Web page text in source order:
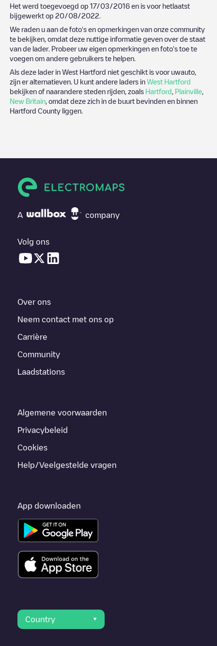
Het werd toegevoegd op 17/03/2016 en is voor hetlaatst
bijgewerkt op 20/08/2022
We raden u aan de foto's en opmerkingen van onze community
te bekijken, omdat deze nuttige informatie geven over de staat
van de lader. Probeer uw eigen opmerkingen en foto's toe te
voegen om andere gebruikers te helpen.
Als deze lader in West Hartford niet geschikt is voor uwauto,
zijn er alternatieven. U kunt andere laders in West Hartford
bekijken of naarandere steden rijden, zoals Hartford Plainville
New Britain , omdat deze zich in de buurt bevinden en binnen
Hartford County liggen.
A company
Volg ons
Over ons
Neem contact met ons op
Carrière
Community
Laadstations
Algemene voorwaarden
Privacybeleid
Cookies
Help/Veelgestelde vragen
App downloaden
Country